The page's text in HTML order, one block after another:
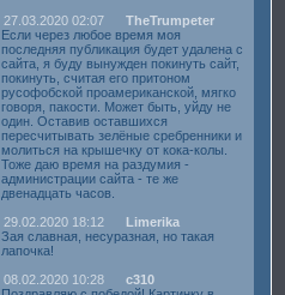
27.03.2020 02:07
TheTrumpeter
Если через любое время моя
последняя публикация будет удалена с
сайта, я буду вынужден покинуть сайт,
покинуть, считая его притоном
русофобской проамериканской, мягко
говоря, пакости. Может быть, уйду не
один. Оставив оставшихся
пересчитывать зелёные сребренники и
молиться на крышечку от кока-колы.
Тоже даю время на раздумия -
администрации сайта - те же
двенадцать часов.
29.02.2020 18:12
Limerika
Зая славная, несуразная, но такая
лапочка!
08.02.2020 10:28
c310